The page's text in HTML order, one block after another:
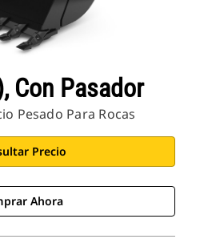
Con Pasador
Pesado Para Rocas
Precio
Ahora